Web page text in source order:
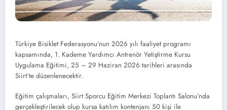
Türkiye Bisiklet Federasyonu’nun 2026 yılı faaliyet programı
kapsamında, 1. Kademe Yardımcı Antrenör Yetiştirme Kursu
Uygulama Eğitimi, 25 – 29 Haziran 2026 tarihleri arasında
Siirt’te düzenlenecektir.
Eğitim çalışmaları, Siirt Sporcu Eğitim Merkezi Toplantı Salonu’nda
gerçekleştirilecek olup kursa katılım kontenjanı 50 kişi ile